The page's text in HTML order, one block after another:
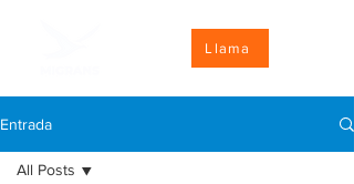
Llama
Entrada
All Posts